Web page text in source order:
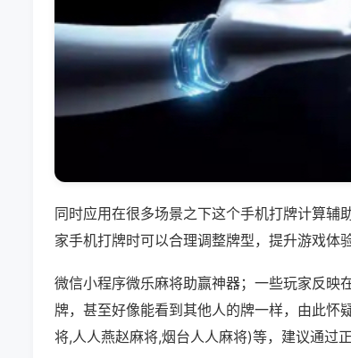
同时应用在很多场景之下这个手机打牌计算辅
家手机打牌时可以合理调整牌型，提升游戏体
微信小程序微乐麻将助赢神器；一些玩家反映
牌，甚至好像能看到其他人的牌一样，由此怀
将,人人燕赵麻将,烟台人人麻将)等，建议通过